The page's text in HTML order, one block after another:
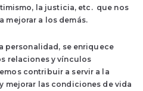
la justicia, etc. que nos
mejorar a los demás.
personalidad, se enriquece
relaciones y vínculos
contribuir a servir a la
mejorar las condiciones de vida